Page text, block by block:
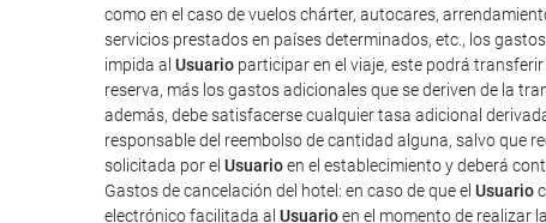
como en el caso de vuelos chárter, autocares,
servicios prestados en países determinados, etc., los
impida al Usuario participar en el viaje, este podrá
reserva, más los gastos adicionales que se deriven de la
además, debe satisfacerse cualquier tasa adicional
responsable del reembolso de cantidad alguna, salvo que
solicitada por el Usuarioen el establecimiento y deberá
Gastos de cancelación del hotel: en caso de que el Usuario
electrónico facilitada al Usuarioen el momento de realizar